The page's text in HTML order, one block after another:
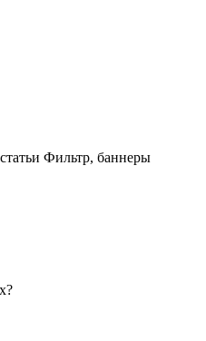
Фильтр, баннеры
?